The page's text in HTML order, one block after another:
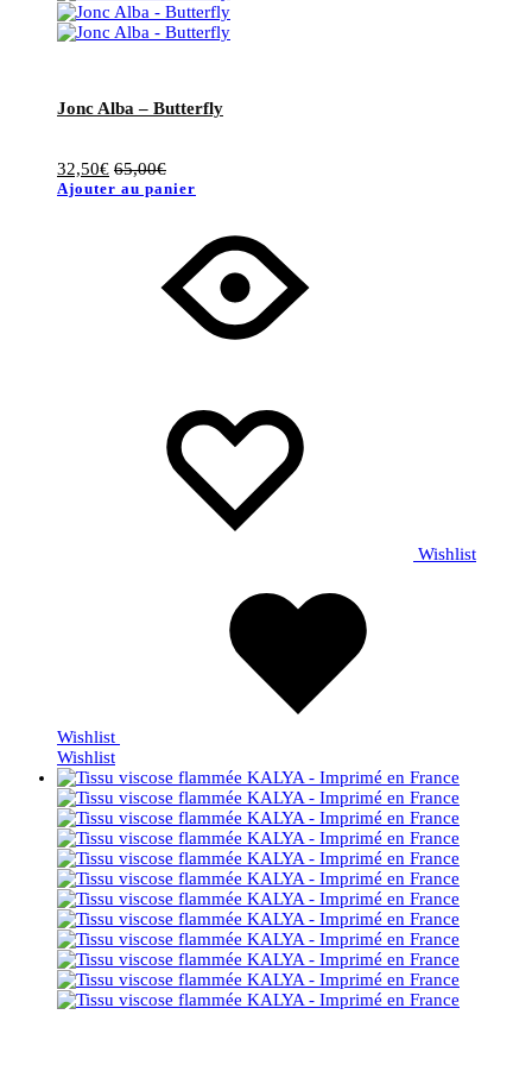
Jonc Alba – Butterfly
32,50€ 65,00€
Ajouter au panier
Wishlist
Wishlist
Wishlist